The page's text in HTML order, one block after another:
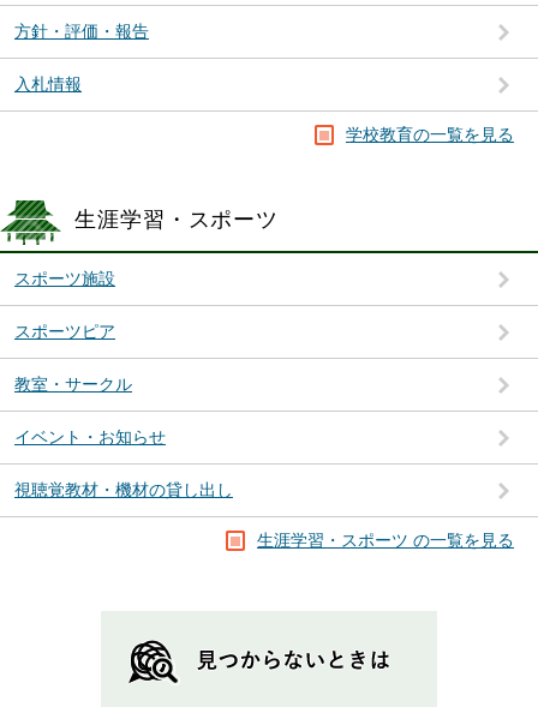
方針・評価・報告
入札情報
学校教育の一覧を見る
生涯学習・スポーツ
スポーツ施設
スポーツピア
教室・サークル
イベント・お知らせ
視聴覚教材・機材の貸し出し
生涯学習・スポーツ の一覧を見る